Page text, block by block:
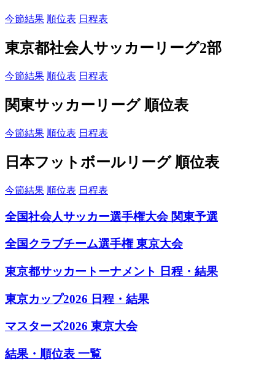
今節結果 順位表 日程表
東京都社会人サッカーリーグ2部
今節結果 順位表 日程表
関東サッカーリーグ 順位表
今節結果 順位表 日程表
日本フットボールリーグ 順位表
今節結果 順位表 日程表
全国社会人サッカー選手権大会 関東予選
全国クラブチーム選手権 東京大会
東京都サッカートーナメント 日程・結果
東京カップ2026 日程・結果
マスターズ2026 東京大会
結果・順位表 一覧